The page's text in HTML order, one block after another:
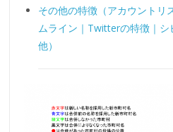
その他の特徴（アカウントリ
ムライン｜Twitterの特徴｜
他）